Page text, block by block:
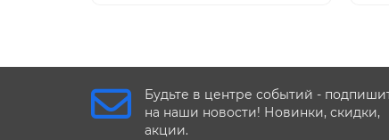
Будьте в центре событий -
на наши новости! Новинки, скидки,
акции.